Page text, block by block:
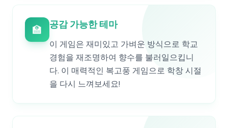
🏫 공감 가능한 테마
이 게임은 재미있고 가벼운 방식으로 학교
경험을 재조명하여 향수를 불러일으킵니
다. 이 매력적인 복고풍 게임으로 학창 시절
을 다시 느껴보세요!